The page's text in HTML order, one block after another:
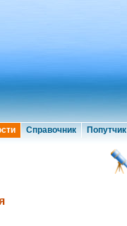
Справочник Попутчик